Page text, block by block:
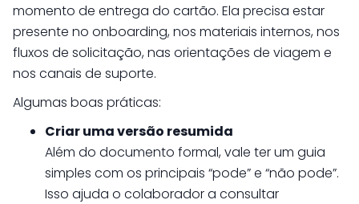
momento de entrega do cartão. Ela precisa estar
presente no onboarding, nos materiais internos, nos
fluxos de solicitação, nas orientações de viagem e
nos canais de suporte.
Algumas boas práticas:
Criar uma versão resumida
Além do documento formal, vale ter um guia
simples com os principais “pode” e “não pode”.
Isso ajuda o colaborador a consultar